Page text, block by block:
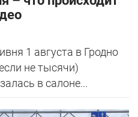
1 августа в Гродно
не тысячи)
в салоне...